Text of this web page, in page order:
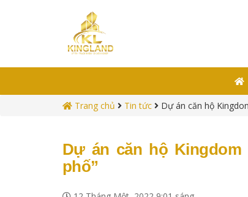
Trang chủ Tin tức Dự án căn hộ
Dự án căn hộ Kingdom
phố”